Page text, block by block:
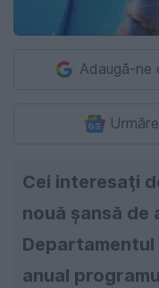
Adaugă-ne
Cei interesaţi
nouă şansă de
anual